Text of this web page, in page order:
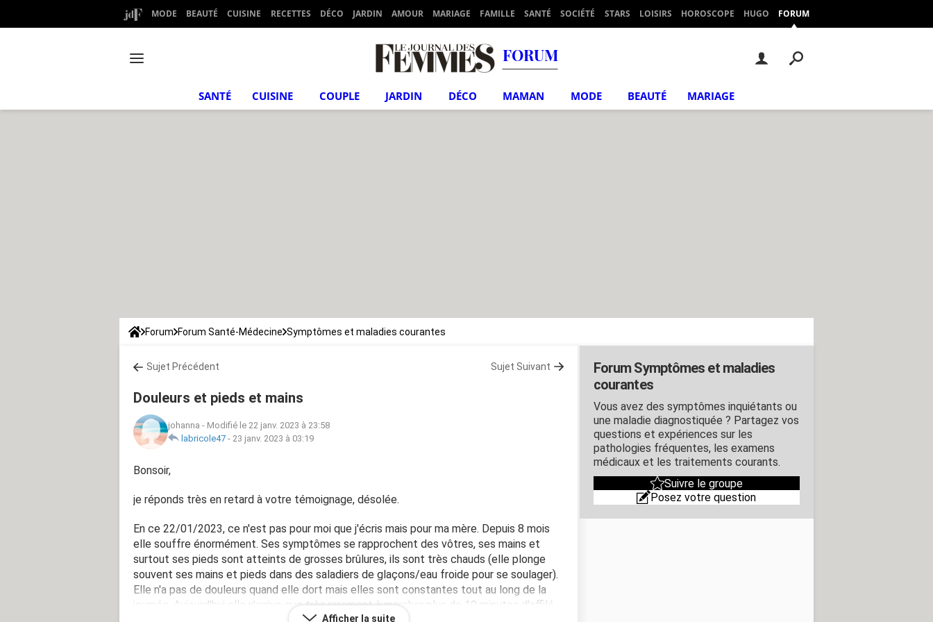
MODE BEAUTÉ CUISINE RECETTES DÉCO JARDIN AMOUR MARIAGE FAMILLE SANTÉ SOCIÉTÉ STARS LOISIRS HOROSCOPE HUGO FORUM
FORUM
SANTÉ CUISINE COUPLE JARDIN DÉCO MAMAN MODE BEAUTÉ MARIAGE
Forum Forum Santé-Médecine Symptômes et maladies courantes
Sujet Précédent Sujet Suivant
Douleurs et pieds et mains
johanna - Modifié le 22 janv. 2023 à 23:58
labricole47 - 23 janv. 2023 à 03:19
Bonsoir,
je réponds très en retard à votre témoignage, désolée.
En ce 22/01/2023, ce n'est pas pour moi que j'écris mais pour ma mère. Depuis 8 mois
elle souffre énormément. Ses symptômes se rapprochent des vôtres, ses mains et
surtout ses pieds sont atteints de grosses brûlures, ils sont très chauds (elle plonge
souvent ses mains et pieds dans des saladiers de glaçons/eau froide pour se soulager).
Elle n'a pas de douleurs quand elle dort mais elles sont constantes tout au long de la
journée. Aujourd'hui elle n'arrive que très rarement à marcher plus de 10 minutes d'affilé,
Afficher la suite
Forum Symptômes et maladies
courantes
Vous avez des symptômes inquiétants ou
une maladie diagnostiquée ? Partagez vos
questions et expériences sur les
pathologies fréquentes, les examens
médicaux et les traitements courants.
Suivre le groupe
Posez votre question